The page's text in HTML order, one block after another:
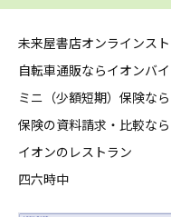
未来屋書店オンラインス
自転車通販ならイオンバ
ミニ（少額短期）保険な
保険の資料請求・比較な
イオンのレストラン
四六時中